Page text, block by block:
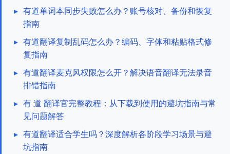
▸ 有道单词本同步失败怎么办？账号核对、备份和恢复
指南
▸ 有道翻译复制乱码怎么办？编码、字体和粘贴格式修
复指南
▸ 有道翻译麦克风权限怎么开？解决语音翻译无法录音
排错指南
▸ 有 道 翻译官完整教程：从下载到使用的避坑指南与常
见问题解答
▸ 有道翻译适合学生吗？深度解析各阶段学习场景与避
坑指南